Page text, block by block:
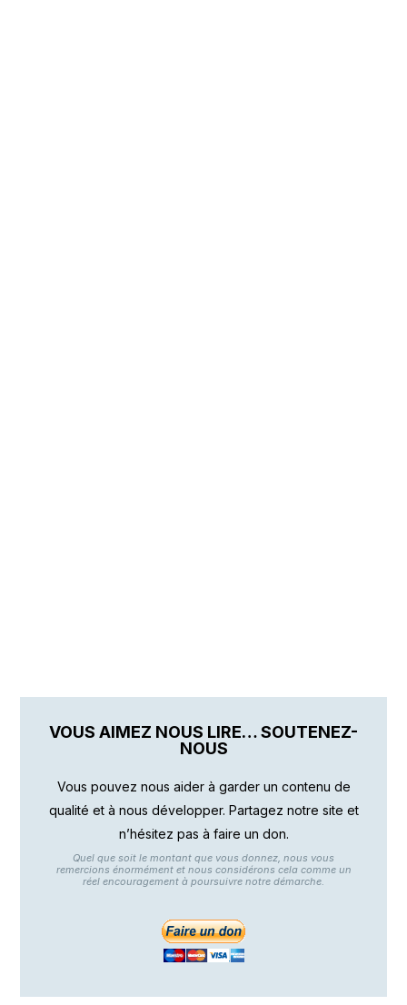
VOUS AIMEZ NOUS LIRE… SOUTENEZ-
NOUS
Vous pouvez nous aider à garder un contenu de
qualité et à nous développer. Partagez notre site et
n’hésitez pas à faire un don.
Quel que soit le montant que vous donnez, nous vous
remercions énormément et nous considérons cela comme un
réel encouragement à poursuivre notre démarche.